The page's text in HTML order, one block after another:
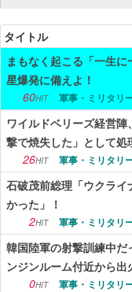
ニュース
エンタメ
スポーツ
漫画・アニメ
ゲーム
Vtuber
趣味
生活
アダルト
タイトル
まもなく起こる「一生
星爆発に備えよ！
60HIT 軍事・ミリタリ
ワイルドベリーズ経営
撃で焼失した」として
26HIT 軍事・ミリタリ
石破茂前総理「ウクラ
かった」！
2HIT 軍事・ミリタリ
韓国陸軍の射撃訓練中
ンジンルーム付近から出
0HIT 軍事・ミリタリ